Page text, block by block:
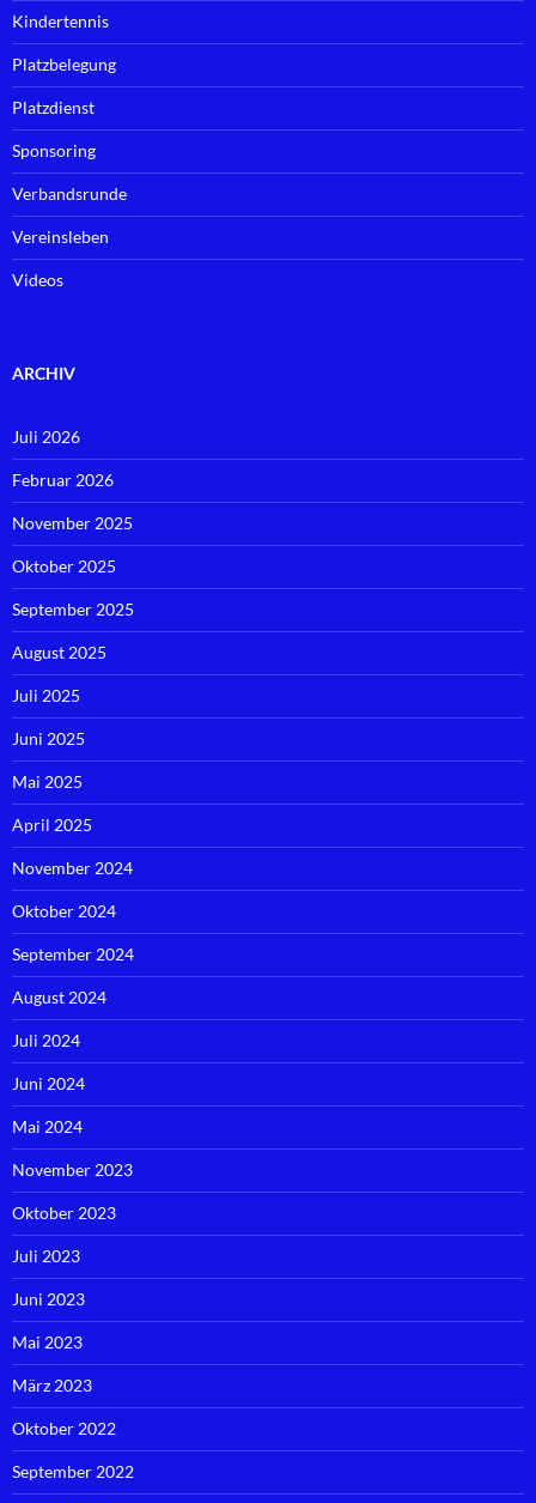
Kindertennis
Platzbelegung
Platzdienst
Sponsoring
Verbandsrunde
Vereinsleben
Videos
ARCHIV
Juli 2026
Februar 2026
November 2025
Oktober 2025
September 2025
August 2025
Juli 2025
Juni 2025
Mai 2025
April 2025
November 2024
Oktober 2024
September 2024
August 2024
Juli 2024
Juni 2024
Mai 2024
November 2023
Oktober 2023
Juli 2023
Juni 2023
Mai 2023
März 2023
Oktober 2022
September 2022